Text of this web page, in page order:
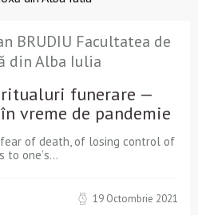
BRUDIU Facultatea de
din Alba Iulia
funerare —
vreme de pandemie
of death, of losing control of
to oneʼs...
19 Octombrie 2021